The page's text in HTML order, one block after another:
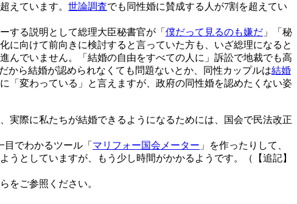
えています。 世論調査でも同性婚に賛成する人が7割を超えてい
する説明として総理大臣秘書官が「 僕だって見るのも嫌だ 」「秘
に向けて前向きに検討すると言っていた方も、いざ総理になると
んでいません。「結婚の自由をすべての人に」訴訟で地裁でも高
ら結婚が認められなくても問題ないとか、同性カップルは結婚
「変わっている」と言えますが、政府の同性婚を認めたくない姿
際に私たちが結婚できるようになるためには、国会で民法改正
でわかるツール「 マリフォー国会メーター 」を作ったりして、
としていますが、もう少し時間がかかるようです。（【追記】
をご参照ください。